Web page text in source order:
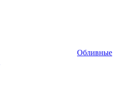
Обливные